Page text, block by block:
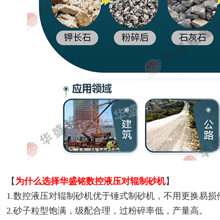
【 为什么选择华盛铭数控液压对辊制砂机】
1.数控液压对辊制砂机优于锤式制砂机，不用更换易损
2.砂子粒型饱满，级配合理，过粉碎率低，产量高。